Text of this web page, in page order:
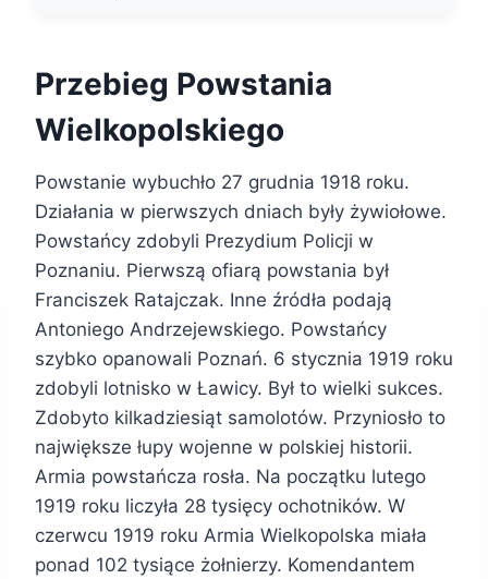
Przebieg Powstania
Wielkopolskiego
Powstanie wybuchło 27 grudnia 1918 roku.
Działania w pierwszych dniach były żywiołowe.
Powstańcy zdobyli Prezydium Policji w
Poznaniu. Pierwszą ofiarą powstania był
Franciszek Ratajczak. Inne źródła podają
Antoniego Andrzejewskiego. Powstańcy
szybko opanowali Poznań. 6 stycznia 1919 roku
zdobyli lotnisko w Ławicy. Był to wielki sukces.
Zdobyto kilkadziesiąt samolotów. Przyniosło to
największe łupy wojenne w polskiej historii.
Armia powstańcza rosła. Na początku lutego
1919 roku liczyła 28 tysięcy ochotników. W
czerwcu 1919 roku Armia Wielkopolska miała
ponad 102 tysiące żołnierzy. Komendantem